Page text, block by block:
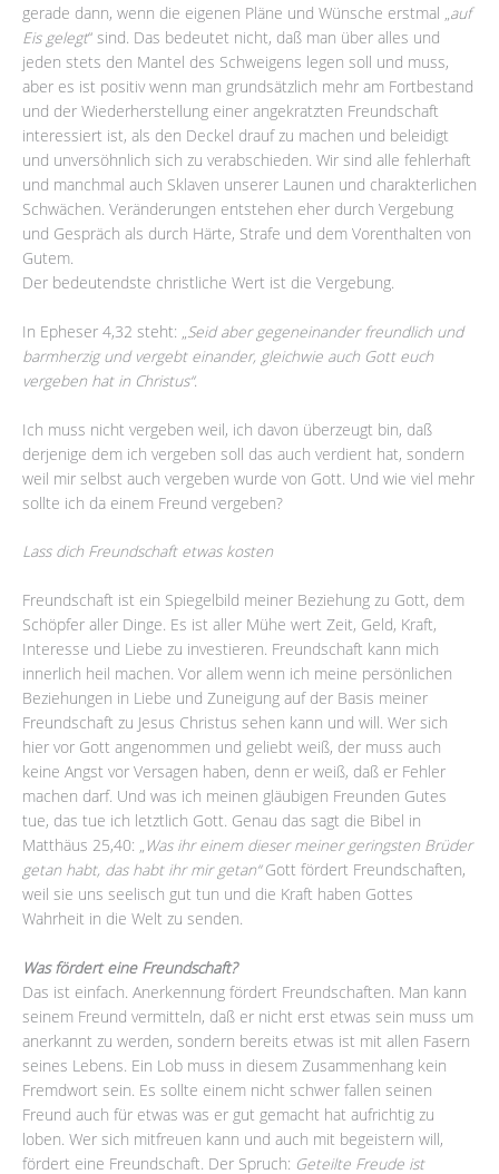
gerade dann, wenn die eigenen Pläne und Wünsche erstmal „ auf
Eis gelegt“ sind. Das bedeutet nicht, daß man über alles und
jeden stets den Mantel des Schweigens legen soll und muss,
aber es ist positiv wenn man grundsätzlich mehr am Fortbestand
und der Wiederherstellung einer angekratzten Freundschaft
interessiert ist, als den Deckel drauf zu machen und beleidigt
und unversöhnlich sich zu verabschieden. Wir sind alle fehlerhaft
und manchmal auch Sklaven unserer Launen und charakterlichen
Schwächen. Veränderungen entstehen eher durch Vergebung
und Gespräch als durch Härte, Strafe und dem Vorenthalten von
Gutem.
Der bedeutendste christliche Wert ist die Vergebung.
In Epheser 4,32 steht: „
Seid aber gegeneinander freundlich und
barmherzig und vergebt einander, gleichwie auch Gott euch
vergeben hat in Christus“.
Ich muss nicht vergeben weil, ich davon überzeugt bin, daß
derjenige dem ich vergeben soll das auch verdient hat, sondern
weil mir selbst auch vergeben wurde von Gott. Und wie viel mehr
sollte ich da einem Freund vergeben?
Lass dich Freundschaft etwas kosten
Freundschaft ist ein Spiegelbild meiner Beziehung zu Gott, dem
Schöpfer aller Dinge. Es ist aller Mühe wert Zeit, Geld, Kraft,
Interesse und Liebe zu investieren. Freundschaft kann mich
innerlich heil machen. Vor allem wenn ich meine persönlichen
Beziehungen in Liebe und Zuneigung auf der Basis meiner
Freundschaft zu Jesus Christus sehen kann und will. Wer sich
hier vor Gott angenommen und geliebt weiß, der muss auch
keine Angst vor Versagen haben, denn er weiß, daß er Fehler
machen darf. Und was ich meinen gläubigen Freunden Gutes
tue, das tue ich letztlich Gott. Genau das sagt die Bibel in
Matthäus 25,40: „Was ihr einem dieser meiner geringsten Brüder
getan habt, das habt ihr mir getan“Gott fördert Freundschaften,
weil sie uns seelisch gut tun und die Kraft haben Gottes
Wahrheit in die Welt zu senden.
Was fördert eine Freundschaft?
Das ist einfach. Anerkennung fördert Freundschaften. Man kann
seinem Freund vermitteln, daß er nicht erst etwas sein muss um
anerkannt zu werden, sondern bereits etwas ist mit allen Fasern
seines Lebens. Ein Lob muss in diesem Zusammenhang kein
Fremdwort sein. Es sollte einem nicht schwer fallen seinen
Freund auch für etwas was er gut gemacht hat aufrichtig zu
loben. Wer sich mitfreuen kann und auch mit begeistern will,
fördert eine Freundschaft. Der Spruch: Geteilte Freude ist